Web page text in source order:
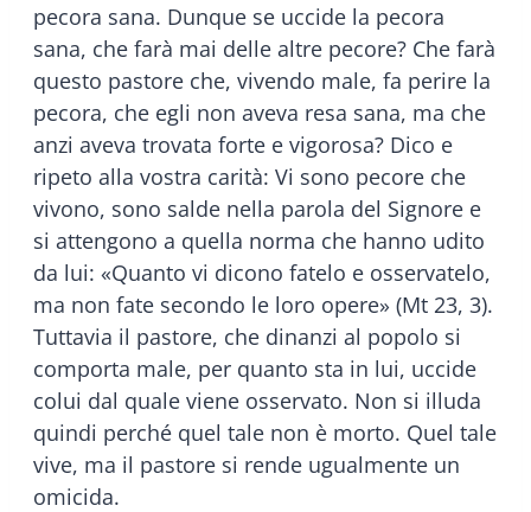
pecora sana. Dunque se uccide la pecora
sana, che farà mai delle altre pecore? Che farà
questo pastore che, vivendo male, fa perire la
pecora, che egli non aveva resa sana, ma che
anzi aveva trovata forte e vigorosa? Dico e
ripeto alla vostra carità: Vi sono pecore che
vivono, sono salde nella parola del Signore e
si attengono a quella norma che hanno udito
da lui: «Quanto vi dicono fatelo e osservatelo,
ma non fate secondo le loro opere» (Mt 23, 3).
Tuttavia il pastore, che dinanzi al popolo si
comporta male, per quanto sta in lui, uccide
colui dal quale viene osservato. Non si illuda
quindi perché quel tale non è morto. Quel tale
vive, ma il pastore si rende ugualmente un
omicida.